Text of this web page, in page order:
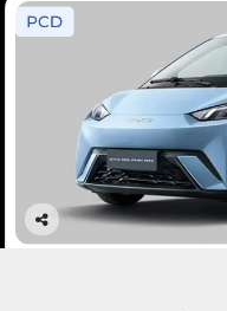
Co
BYD DOLPHIN